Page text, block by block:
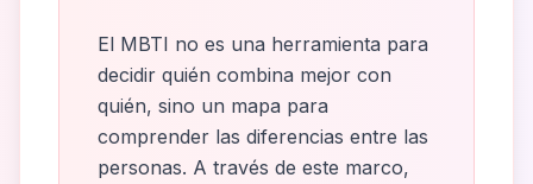
El MBTI no es una herramienta para
decidir quién combina mejor con
quién, sino un mapa para
comprender las diferencias entre las
personas. A través de este marco,